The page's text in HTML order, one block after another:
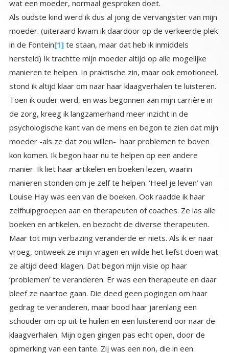
wat een moeder, normaal gesproken doet.
Als oudste kind werd ik dus al jong de vervangster van mijn
moeder. (uiteraard kwam ik daardoor op de verkeerde plek
in de Fontein[1]te staan, maar dat heb ik inmiddels
hersteld) Ik trachtte mijn moeder altijd op alle mogelijke
manieren te helpen. In praktische zin, maar ook emotioneel,
stond ik altijd klaar om naar haar klaagverhalen te luisteren.
Toen ik ouder werd, en was begonnen aan mijn carrière in
de zorg, kreeg ik langzamerhand meer inzicht in de
psychologische kant van de mens en begon te zien dat mijn
moeder -als ze dat zou willen- haar problemen te boven
kon komen. Ik begon haar nu te helpen op een andere
manier. Ik liet haar artikelen en boeken lezen, waarin
manieren stonden om je zelf te helpen. ‘Heel je leven’ van
Louise Hay was een van die boeken. Ook raadde ik haar
zelfhulpgroepen aan en therapeuten of coaches. Ze las alle
boeken en artikelen, en bezocht de diverse therapeuten.
Maar tot mijn verbazing veranderde er niets. Als ik er naar
vroeg, ontweek ze mijn vragen en wilde het liefst doen wat
ze altijd deed: klagen. Dat begon mijn visie op haar
‘problemen’ te veranderen. Er was een therapeute en daar
bleef ze naartoe gaan. Die deed geen pogingen om haar
gedrag te veranderen, maar bood haar jarenlang een
schouder om op uit te huilen en een luisterend oor naar de
klaagverhalen. Mijn ogen gingen pas echt open, door de
opmerking van een tante. Zij was een non, die in een
klooster woonde, en als mentrix werkte in een groot
ziekenhuis. Ze had veel mensenkennis en was een warme
hartelijke persoonlijkheid. Ik was 22 en pas moeder
geworden. Mijn ouders kwamen met deze tante op bezoek.
Mijn moeder kwam binnen met rood behuilde ogen. Mijn
man praatte met mijn vader en tante en hield onze
pasgeboren baby op schoot, en ik zette thee en koffie in
de keuken. Mijn moeder kwam haar beklag doen over mijn
vader bij mij in de keuken. Ik luisterde nog altijd met
aandacht en warmte. Toen ze even later weg was kwam
mijn tante helpen met de koffie en ze zei maar een zin:
denk maar niet dat je moeder het slachtoffer is, dat is je
vader, je moeder oefent enorme macht uit over je vader
door haar slachtoffergedrag. Deze zin kwam binnen als een
mokerslag. En in de dagen erna liet hij me niet los. Ik zag
plotseling met terugwerkende kracht alles wat mijn moeder
deed, en hoe mijn vader reageerde. Ik begreep nu dat mijn
vader ook de gevangene was van mijn moeders slachtoffer